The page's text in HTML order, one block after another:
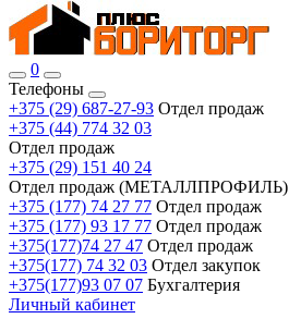
0
Телефоны
+375 (29) 687-27-93 Отдел продаж
+375 (44) 774 32 03
Отдел продаж
+375 (29) 151 40 24
Отдел продаж (МЕТАЛЛПРОФИЛЬ)
+375 (177) 74 27 77 Отдел продаж
+375 (177) 93 17 77 Отдел продаж
+375(177)74 27 47 Отдел продаж
+375(177) 74 32 03 Отдел закупок
+375(177)93 07 07 Бухгалтерия
Личный кабинет